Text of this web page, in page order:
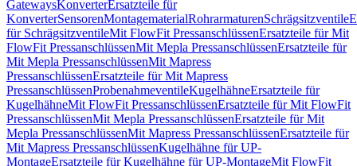
GatewaysKonverterErsatzteile für
KonverterSensorenMontagematerialRohrarmaturenSchrägsitzventile
für SchrägsitzventileMit FlowFit PressanschlüssenErsatzteile für Mit
FlowFit PressanschlüssenMit Mepla PressanschlüssenErsatzteile für
Mit Mepla PressanschlüssenMit Mapress
PressanschlüssenErsatzteile für Mit Mapress
PressanschlüssenProbenahmeventileKugelhähneErsatzteile für
KugelhähneMit FlowFit PressanschlüssenErsatzteile für Mit FlowFit
PressanschlüssenMit Mepla PressanschlüssenErsatzteile für Mit
Mepla PressanschlüssenMit Mapress PressanschlüssenErsatzteile für
Mit Mapress PressanschlüssenKugelhähne für UP-
MontageErsatzteile für Kugelhähne für UP-MontageMit FlowFit